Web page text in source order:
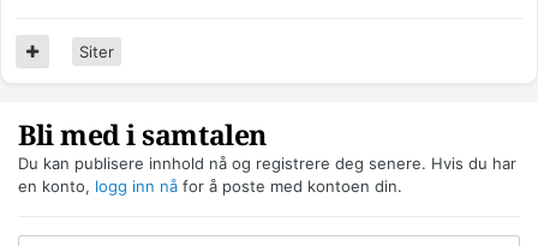
Siter
Bli med i samtalen
Du kan publisere innhold nå og registrere deg senere. Hvis du har
en konto, logg inn nå for å poste med kontoen din.